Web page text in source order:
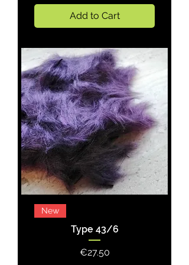
Add to Cart
New
Type 43/6
Price
€27.50